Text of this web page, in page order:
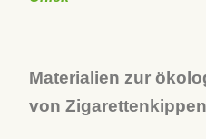
Materialien zur
von Zigarettenkippen